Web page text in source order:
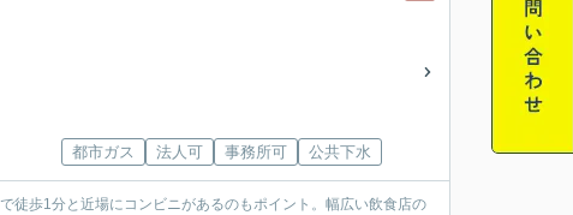
都市ガス 法人可 事務所可 公共下水
徒歩1分と近場にコンビニがあるのもポイント。幅広い飲食店の